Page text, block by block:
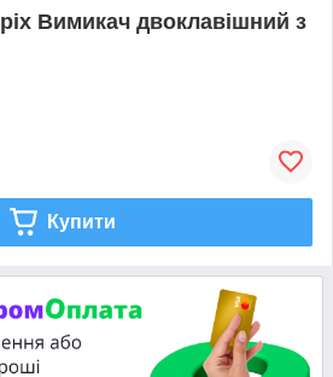
Вимикач двоклавішний з
Купити